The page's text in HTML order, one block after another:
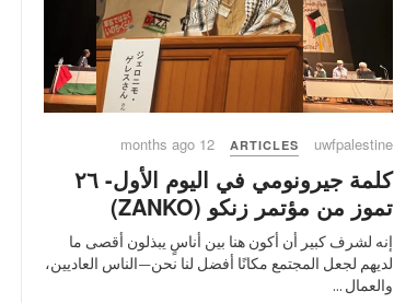
uwfpalestine
ARTICLES
12 months ago
كلمة جيرونومي في اليوم الأول- ٢٦
تموز من مؤتمر زنكو (ZANKO)
إنه لشرف كبير أن أكون هنا بين أناسٍ يبذلون أقصى ما
لديهم لجعل المجتمع مكانًا أفضل لنا نحن—الناس العاديين،
والعمال ...